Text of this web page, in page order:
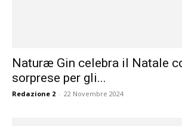
Naturæ Gin celebra il Natale
sorprese per gli...
Redazione 2 - 22 Novembre 2024